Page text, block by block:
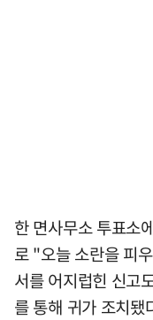
한 면사무소 투표소
로 "오늘 소란을 피
서를 어지럽힌 신고
를 통해 귀가 조치됐